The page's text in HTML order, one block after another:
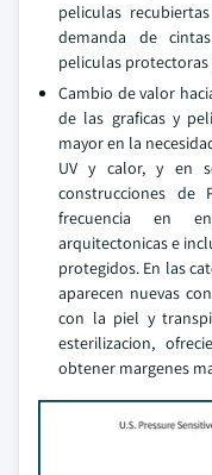
peliculas
demanda de
peliculas
Cambio de valor
de las graficas y
mayor en la
UV y calor, y en
construcciones de
frecuencia en
arquitectonicas e
protegidos. En las
aparecen nuevas
con la piel y
esterilizacion,
obtener margenes